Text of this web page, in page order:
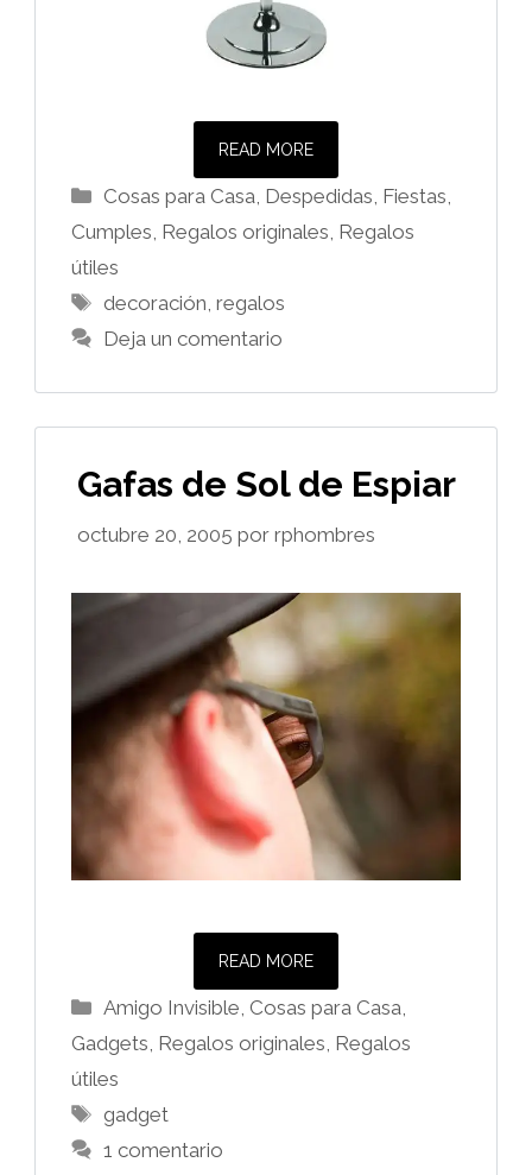
READ MORE
Categorías
Cosas para Casa, Despedidas, Fiestas,
Cumples, Regalos originales, Regalos
útiles
Etiquetas
decoración,regalos
Deja un comentario
Gafas de Sol de Espiar
octubre 20, 2005 por rphombres
READ MORE
Categorías
Amigo Invisible Cosas para Casa
Gadgets Regalos originales Regalos
útiles
Etiquetas
gadget
1 comentario